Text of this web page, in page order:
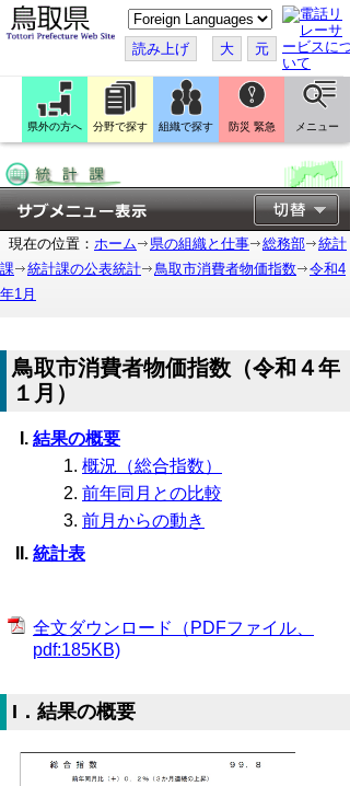
こ
の
ペ
ー
ジ
翻
訳
す
読み上げ 大 元
県外の方へ 分野で探す 組織で探す 防災 緊急 メニュー
現在の位置： ホーム 県の組織と仕事 総務部
統計
課
統計課の公表統計 鳥取市消費者物価指数
令和4
年1月
鳥取市消費者物価指数（令和４年
１月）
結果の概要
概況（総合指数）
前年同月との比較
前月からの動き
統計表
全文ダウンロード（PDFファイル、
pdf:185KB)
I．結果の概要